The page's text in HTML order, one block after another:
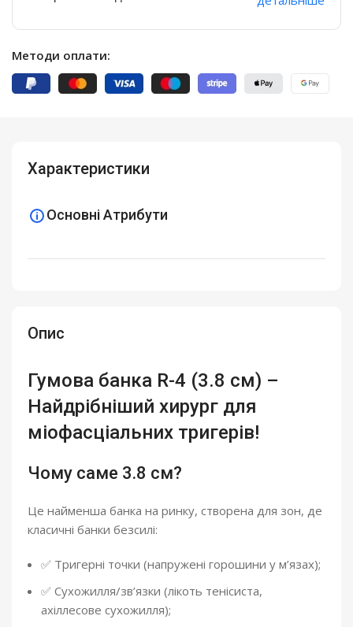
Методи оплати:
Опис
Гумова банка R-4 (3.8 см) –
Найдрібніший хирург для
міофасціальних тригерів!
Чому саме 3.8 см?
Це найменша банка на ринку, створена для зон, де
класичні банки безсилі:
✅ Тригерні точки (напружені горошини у м’язах);
✅ Сухожилля/зв’язки (лікоть тенісиста,
ахіллесове сухожилля);
Характеристики
Основні Атрибути